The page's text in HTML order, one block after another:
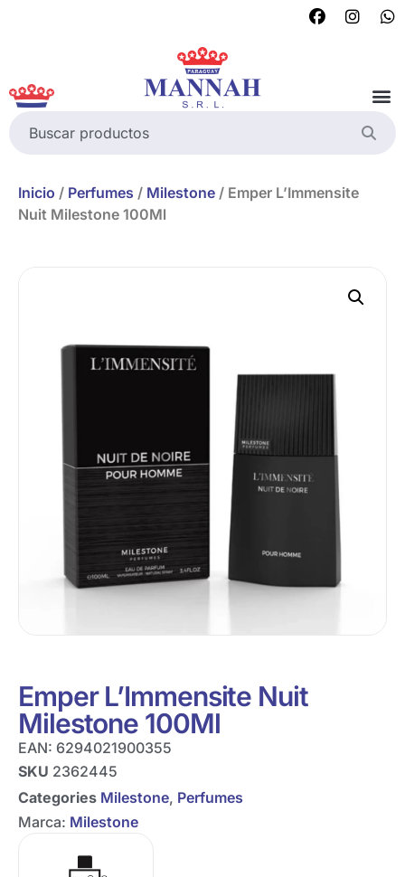
Inicio / Perfumes / Milestone / Emper L’Immensite
Nuit Milestone 100Ml
Emper L’Immensite Nuit
Milestone 100Ml
EAN: 6294021900355
SKU 2362445
Categories Milestone, Perfumes
Marca: Milestone